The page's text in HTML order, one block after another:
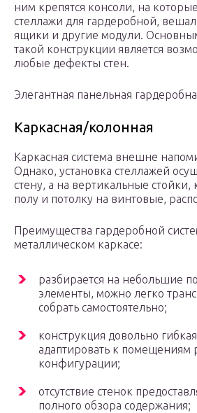
ним крепятся консоли, на
стеллажи для гардеробной,
ящики и другие модули.
такой конструкции является
любые дефекты стен.
Элегантная панельная
Каркасная/колонная
Каркасная система внешне
Однако, установка стеллажей
стену, а на вертикальные стойки,
полу и потолку на винтовые,
Преимущества гардеробной
металлическом каркасе:
разбирается на небольшие
элементы, можно легко
собрать самостоятельно;
конструкция довольно
адаптировать к помещениям
конфигурации;
отсутствие стенок
полного обзора содержания;